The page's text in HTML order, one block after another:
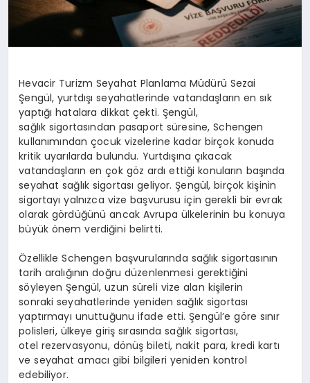
Hevacir Turizm Seyahat Planlama Müdürü Sezai
Şengül, yurtdışı seyahatlerinde vatandaşların en sık
yaptığı hatalara dikkat çekti. Şengül,
sağlık sigortasından pasaport süresine, Schengen
kullanımından çocuk vizelerine kadar birçok konuda
kritik uyarılarda bulundu. Yurtdışına çıkacak
vatandaşların en çok göz ardı ettiği konuların başında
seyahat sağlık sigortası geliyor. Şengül, birçok kişinin
sigortayı yalnızca vize başvurusu için gerekli bir evrak
olarak gördüğünü ancak Avrupa ülkelerinin bu konuya
büyük önem verdiğini belirtti.
Özellikle Schengen başvurularında sağlık sigortasının
tarih aralığının doğru düzenlenmesi gerektiğini
söyleyen Şengül, uzun süreli vize alan kişilerin
sonraki seyahatlerinde yeniden sağlık sigortası
yaptırmayı unuttuğunu ifade etti. Şengül’e göre sınır
polisleri, ülkeye giriş sırasında sağlık sigortası,
otel rezervasyonu, dönüş bileti, nakit para, kredi kartı
ve seyahat amacı gibi bilgileri yeniden kontrol
edebiliyor.